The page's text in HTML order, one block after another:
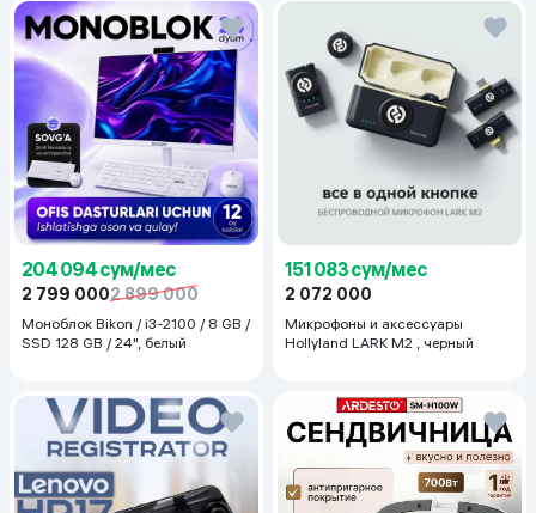
204 094 сум/мес
2 799 0002 899 000
Моноблок Bikon / i3-2100 / 8 GB /
SSD 128 GB / 24", белый
151 083 сум/мес
2 072 000
Микрофоны и аксессуары
Hollyland LARK M2 , черный